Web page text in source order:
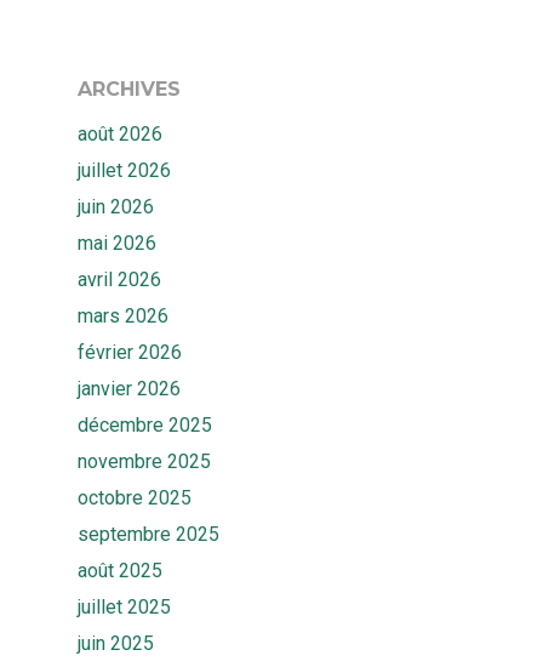
ARCHIVES
août 2026
juillet 2026
juin 2026
mai 2026
avril 2026
mars 2026
février 2026
janvier 2026
décembre 2025
novembre 2025
octobre 2025
septembre 2025
août 2025
juillet 2025
juin 2025